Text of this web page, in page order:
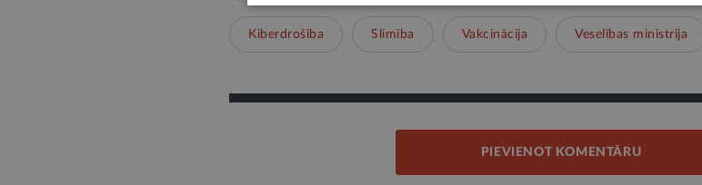
Kiberdrošība Slimība Vakcinācija Veselības ministrija
PIEVIENOT KOMENTĀRU